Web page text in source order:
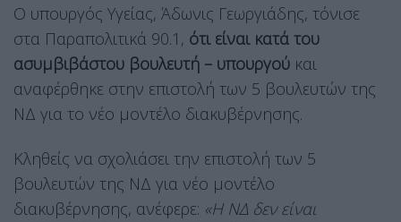
Ο υπουργός Υγείας, Άδωνις Γεωργιάδης, τόνισε
στα Παραπολιτικά 90.1, ότι είναι κατά του
ασυμβιβάστου βουλευτή – υπουργού και
αναφέρθηκε στην επιστολή των 5 βουλευτών της
ΝΔ για το νέο μοντέλο διακυβέρνησης.
Κληθείς να σχολιάσει την επιστολή των 5
βουλευτών της ΝΔ για νέο μοντέλο
διακυβέρνησης, ανέφερε: «Η ΝΔ δεν είναι